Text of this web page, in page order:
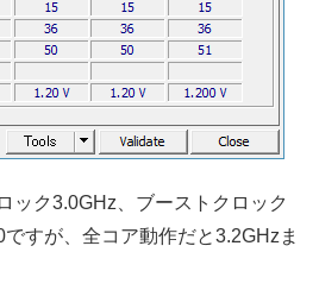
ック3.0GHz、ブーストクロック
すが、全コア動作だと3.2GHzま